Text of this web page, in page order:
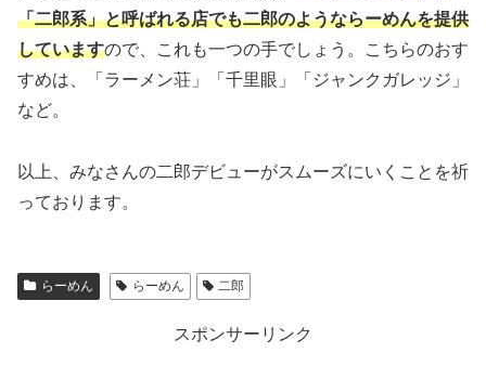
「二郎系」と呼ばれる店でも二郎のようならーめんを提供
していますので、これも一つの手でしょう。こちらのおす
すめは、「ラーメン荘」「千里眼」「ジャンクガレッジ」
など。
以上、みなさんの二郎デビューがスムーズにいくことを祈
っております。
らーめん らーめん 二郎
スポンサーリンク